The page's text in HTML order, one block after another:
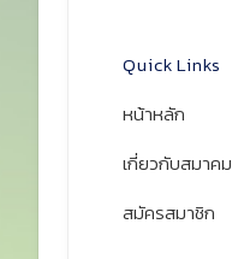
Quick Links
หน้าหลัก
เกี่ยวกับสมาคม
สมัครสมาชิก